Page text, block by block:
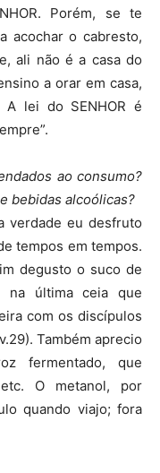
Porém, se te
acochar o cabresto,
ali não é a casa do
a orar em casa,
lei do SENHOR é
ao consumo?
bebidas alcoólicas?
verdade eu desfruto
tempos em tempos.
degusto o suco de
na última ceia que
com os discípulos
Também aprecio
fermentado, que
etc. O metanol, por
quando viajo; fora